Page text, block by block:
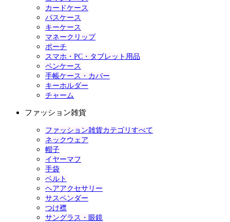
カードケース
パスケース
キーケース
マネークリップ
ポーチ
スマホ・PC・タブレット用品
ペンケース
手帳ケース・カバー
キーホルダー
チャーム
ファッション雑貨
ファッション雑貨カテゴリすべて
ネックウェア
帽子
イヤーマフ
手袋
ベルト
ヘアアクセサリー
サスペンダー
つけ襟
サングラス・眼鏡